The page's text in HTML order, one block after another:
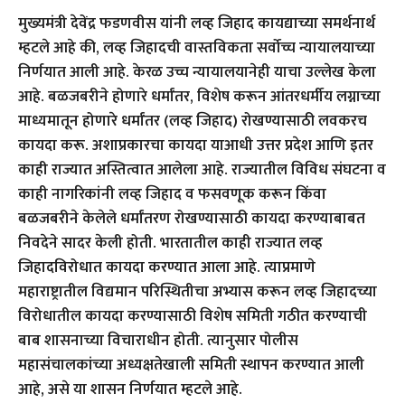
मुख्यमंत्री देवेंद्र फडणवीस यांनी लव्ह जिहाद कायद्याच्या समर्थनार्थ
म्हटले आहे की, लव्ह जिहादची वास्तविकता सर्वोच्च न्यायालयाच्या
निर्णयात आली आहे. केरळ उच्च न्यायालयानेही याचा उल्लेख केला
आहे. बळजबरीने होणारे धर्मांतर, विशेष करून आंतरधर्मीय लग्नाच्या
माध्यमातून होणारे धर्मांतर (लव्ह जिहाद) रोखण्यासाठी लवकरच
कायदा करू. अशाप्रकारचा कायदा याआधी उत्तर प्रदेश आणि इतर
काही राज्यात अस्तित्वात आलेला आहे. राज्यातील विविध संघटना व
काही नागरिकांनी लव्ह जिहाद व फसवणूक करून किंवा
बळजबरीने केलेले धर्मांतरण रोखण्यासाठी कायदा करण्याबाबत
निवदेने सादर केली होती. भारतातील काही राज्यात लव्ह
जिहादविरोधात कायदा करण्यात आला आहे. त्याप्रमाणे
महाराष्ट्रातील विद्यमान परिस्थितीचा अभ्यास करून लव्ह जिहादच्या
विरोधातील कायदा करण्यासाठी विशेष समिती गठीत करण्याची
बाब शासनाच्या विचाराधीन होती. त्यानुसार पोलीस
महासंचालकांच्या अध्यक्षतेखाली समिती स्थापन करण्यात आली
आहे, असे या शासन निर्णयात म्हटले आहे.